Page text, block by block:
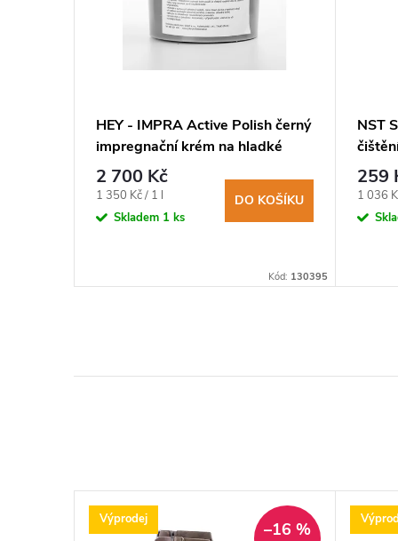
HEY - IMPRA Active Polish černý
impregnační krém na hladké
usně
2 700 Kč
Měrná
cena:
1 350 Kč / 1 l
Skladem 1 ks
DO KOŠÍKU
Kód: 130395
NST
259
Měrná
cena:
1 036
Výprodej –16 %